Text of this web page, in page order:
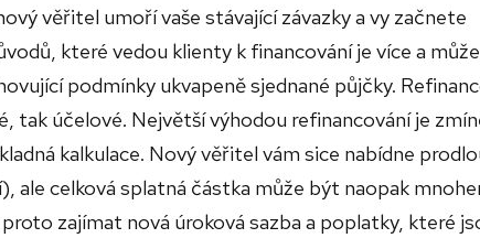
věřitel umoří vaše stávající závazky a vy začnete
které vedou klienty k financování je více a
podmínky ukvapeně sjednané půjčky.
tak účelové. Největší výhodou refinancování je
kalkulace. Nový věřitel vám sice nabídne
ale celková splatná částka může být naopak
zajímat nová úroková sazba a poplatky, které